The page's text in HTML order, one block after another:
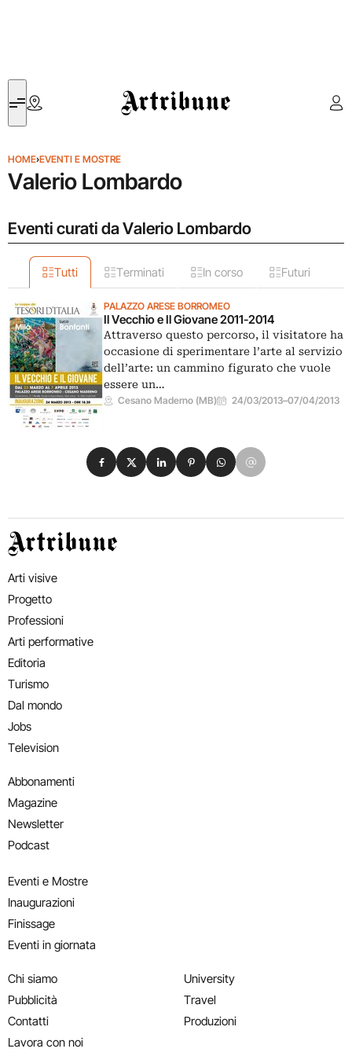
Artribune
HOME›EVENTI E MOSTRE
Valerio Lombardo
Eventi curati da Valerio Lombardo
Tutti Terminati In corso Futuri
PALAZZO ARESE BORROMEO
Il Vecchio e Il Giovane 2011-2014
Attraverso questo percorso, il visitatore ha
occasione di sperimentare l’arte al servizio
dell’arte: un cammino figurato che vuole
essere un…
Cesano Maderno (MB) 24/03/2013–07/04/2013
Condividi su Facebook
Condividi su X
Condividi su LinkedIn
Condividi su Pinterest
Condividi su WhatsApp
Condividi su Email
Artribune
Arti visive
Progetto
Professioni
Arti performative
Editoria
Turismo
Dal mondo
Jobs
Television
Abbonamenti
Magazine
Newsletter
Podcast
Eventi e Mostre
Inaugurazioni
Finissage
Eventi in giornata
Chi siamo
Pubblicità
Contatti
Lavora con noi
University
Travel
Produzioni